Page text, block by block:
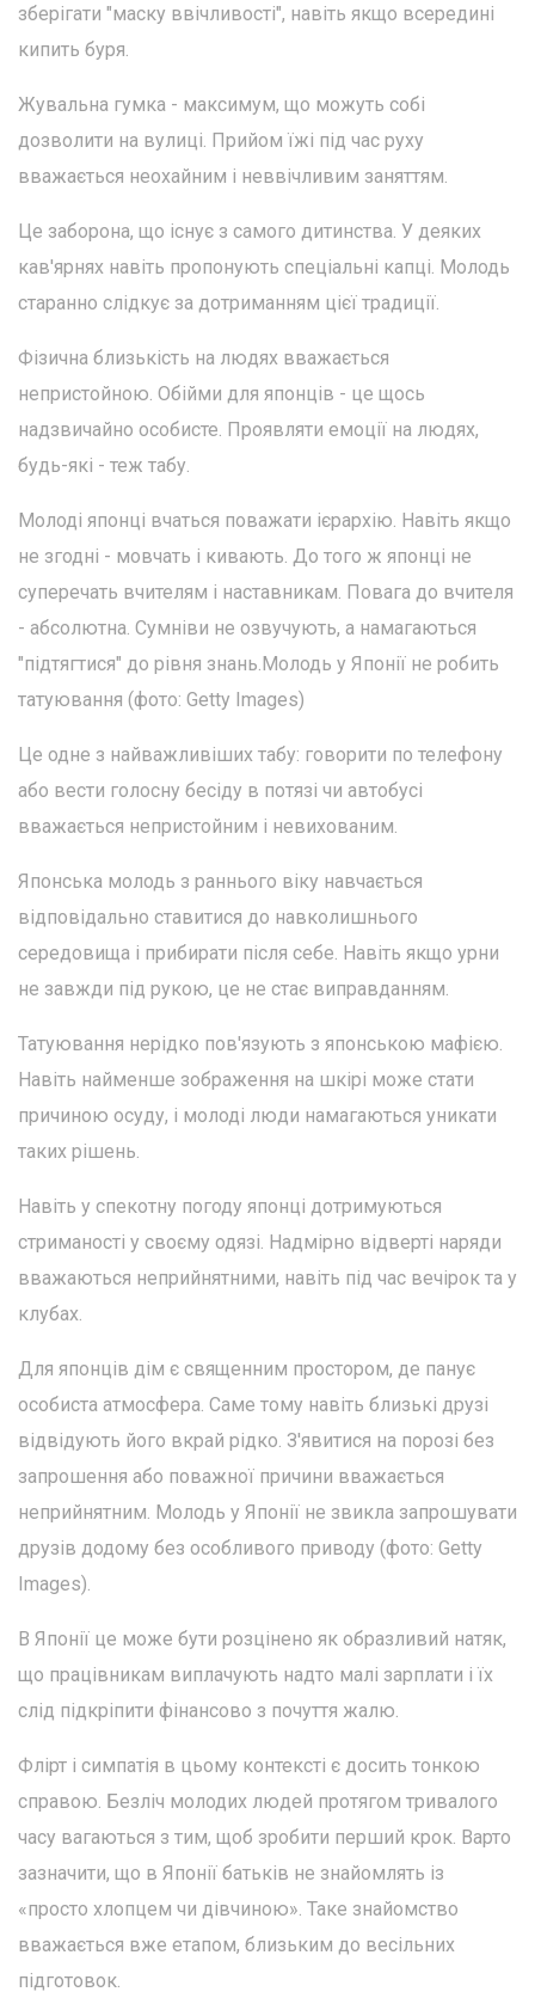
зберігати "маску ввічливості", навіть якщо всередині
кипить буря.
Жувальна гумка - максимум, що можуть собі
дозволити на вулиці. Прийом їжі під час руху
вважається неохайним і неввічливим заняттям.
Це заборона, що існує з самого дитинства. У деяких
кав'ярнях навіть пропонують спеціальні капці. Молодь
старанно слідкує за дотриманням цієї традиції.
Фізична близькість на людях вважається
непристойною. Обійми для японців - це щось
надзвичайно особисте. Проявляти емоції на людях,
будь-які - теж табу.
Молоді японці вчаться поважати ієрархію. Навіть якщо
не згодні - мовчать і кивають. До того ж японці не
суперечать вчителям і наставникам. Повага до вчителя
- абсолютна. Сумніви не озвучують, а намагаються
"підтягтися" до рівня знань.Молодь у Японії не робить
татуювання (фото: Getty Images)
Це одне з найважливіших табу: говорити по телефону
або вести голосну бесіду в потязі чи автобусі
вважається непристойним і невихованим.
Японська молодь з раннього віку навчається
відповідально ставитися до навколишнього
середовища і прибирати після себе. Навіть якщо урни
не завжди під рукою, це не стає виправданням.
Татуювання нерідко пов'язують з японською мафією.
Навіть найменше зображення на шкірі може стати
причиною осуду, і молоді люди намагаються уникати
таких рішень.
Навіть у спекотну погоду японці дотримуються
стриманості у своєму одязі. Надмірно відверті наряди
вважаються неприйнятними, навіть під час вечірок та у
клубах.
Для японців дім є священним простором, де панує
особиста атмосфера. Саме тому навіть близькі друзі
відвідують його вкрай рідко. З'явитися на порозі без
запрошення або поважної причини вважається
неприйнятним. Молодь у Японії не звикла запрошувати
друзів додому без особливого приводу (фото: Getty
Images).
В Японії це може бути розцінено як образливий натяк,
що працівникам виплачують надто малі зарплати і їх
слід підкріпити фінансово з почуття жалю.
Флірт і симпатія в цьому контексті є досить тонкою
справою. Безліч молодих людей протягом тривалого
часу вагаються з тим, щоб зробити перший крок. Варто
зазначити, що в Японії батьків не знайомлять із
«просто хлопцем чи дівчиною». Таке знайомство
вважається вже етапом, близьким до весільних
підготовок.